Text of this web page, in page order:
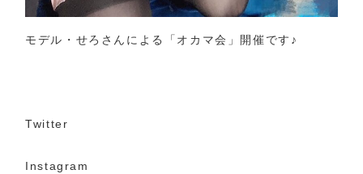
モデル・せろさんによる「オカマ会」開催です♪
Twitter
Instagram